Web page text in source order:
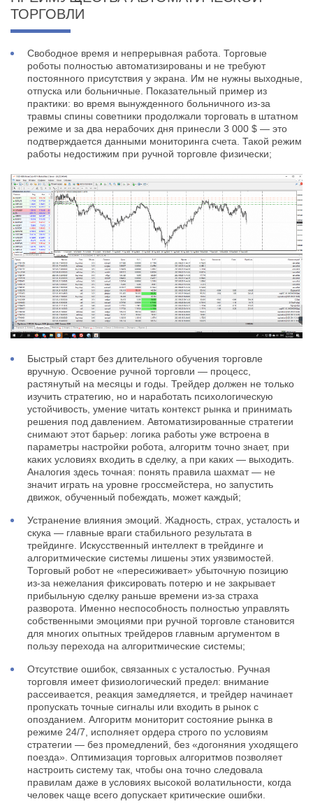
ТОРГОВЛИ
Свободное время и непрерывная работа. Торговые
роботы полностью автоматизированы и не требуют
постоянного присутствия у экрана. Им не нужны выходные,
отпуска или больничные. Показательный пример из
практики: во время вынужденного больничного из-за
травмы спины советники продолжали торговать в штатном
режиме и за два нерабочих дня принесли 3 000 $ — это
подтверждается данными мониторинга счета. Такой режим
работы недостижим при ручной торговле физически;
Быстрый старт без длительного обучения торговле
вручную. Освоение ручной торговли — процесс,
растянутый на месяцы и годы. Трейдер должен не только
изучить стратегию, но и наработать психологическую
устойчивость, умение читать контекст рынка и принимать
решения под давлением. Автоматизированные стратегии
снимают этот барьер: логика работы уже встроена в
параметры настройки робота, алгоритм точно знает, при
каких условиях входить в сделку, а при каких — выходить.
Аналогия здесь точная: понять правила шахмат — не
значит играть на уровне гроссмейстера, но запустить
движок, обученный побеждать, может каждый;
Устранение влияния эмоций. Жадность, страх, усталость и
скука — главные враги стабильного результата в
трейдинге. Искусственный интеллект в трейдинге и
алгоритмические системы лишены этих уязвимостей.
Торговый робот не «пересиживает» убыточную позицию
из-за нежелания фиксировать потерю и не закрывает
прибыльную сделку раньше времени из-за страха
разворота. Именно неспособность полностью управлять
собственными эмоциями при ручной торговле становится
для многих опытных трейдеров главным аргументом в
пользу перехода на алгоритмические системы;
Отсутствие ошибок, связанных с усталостью. Ручная
торговля имеет физиологический предел: внимание
рассеивается, реакция замедляется, и трейдер начинает
пропускать точные сигналы или входить в рынок с
опозданием. Алгоритм мониторит состояние рынка в
режиме 24/7, исполняет ордера строго по условиям
стратегии — без промедлений, без «догоняния уходящего
поезда». Оптимизация торговых алгоритмов позволяет
настроить систему так, чтобы она точно следовала
правилам даже в условиях высокой волатильности, когда
человек чаще всего допускает критические ошибки.